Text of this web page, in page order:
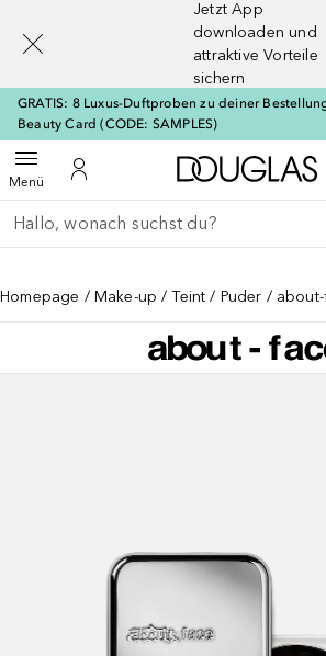
Jetzt App
downloaden und
attraktive Vorteile
sichern
GRATIS: 8 Luxus-Duftproben zu deiner
Beauty Card (CODE: SAMPLES)
MenüMenü öffnenZu Meinem Kundenkonto
Gehe zurück
Suche ausführen
Homepage Make-up Teint Puder about-
[navigation.slideout.screenreader]